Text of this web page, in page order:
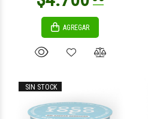
AGREGAR
SIN STOCK